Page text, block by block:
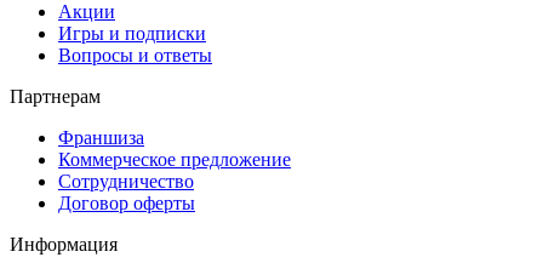
Акции
Игры и подписки
Вопросы и ответы
Партнерам
Франшиза
Коммерческое предложение
Сотрудничество
Договор оферты
Информация